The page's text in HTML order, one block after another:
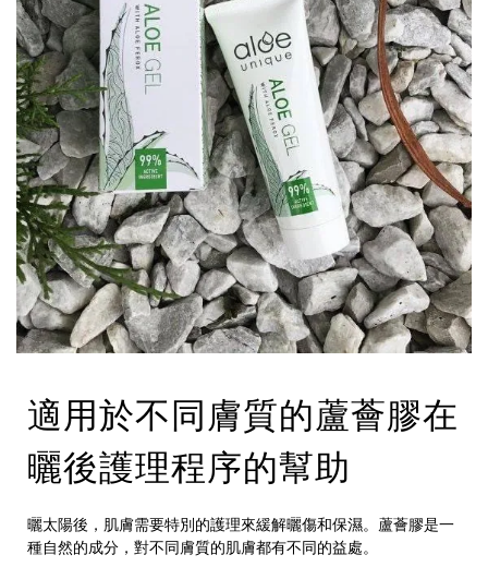
適用於不同膚質的蘆薈膠在
曬後護理程序的幫助
曬太陽後，肌膚需要特別的護理來緩解曬傷和保濕。蘆薈膠是一
種自然的成分，對不同膚質的肌膚都有不同的益處。